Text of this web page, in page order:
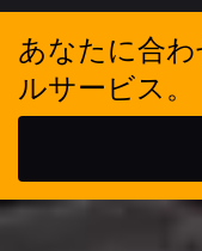
あなたに合
ルサービス。